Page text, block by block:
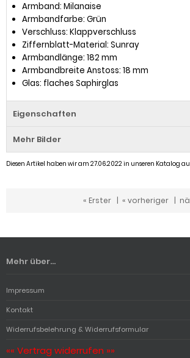
Armband: Milanaise
Armbandfarbe: Grün
Verschluss: Klappverschluss
Ziffernblatt-Material: Sunray
Armbandlänge: 182 mm
Armbandbreite Anstoss: 18 mm
Glas: flaches Saphirglas
Eigenschaften
Mehr Bilder
Diesen Artikel haben wir am 27.06.2022 in unseren Katalog
« Erster | « vorheriger |
Mehr über...
Impressum
Kontakt
Widerrufsbelehrung & Widerrufsformular
«« Vertrag widerrufen »»